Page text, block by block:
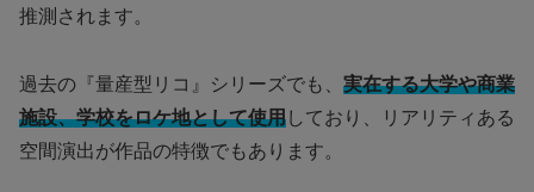
推測されます。
過去の『量産型リコ』シリーズでも、 実在する大学や商業
施設、学校をロケ地として使用しており、リアリティある
空間演出が作品の特徴でもあります。